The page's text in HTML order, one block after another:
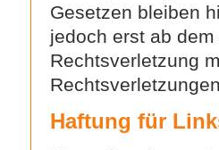
Gesetzen bleiben
jedoch erst ab
Rechtsverletzung
Haftung für